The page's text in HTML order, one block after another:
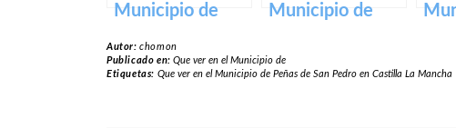
Municipio de
Castilla La
Municipio de
Vicente en
Autor:chomon
Publicado en:Que ver en el Municipio de
Etiquetas: Que ver en el Municipio de Peñas de San Pedro en Castilla La Mancha